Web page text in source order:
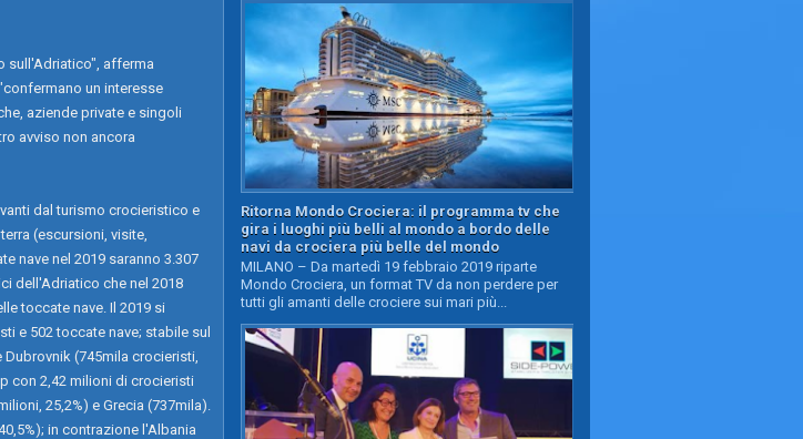
sull'Adriatico", afferma
un interesse
aziende private e singoli
avviso non ancora
dal turismo crocieristico e
(escursioni, visite,
nave nel 2019 saranno 3.307
dell'Adriatico che nel 2018
toccate nave. Il 2019 si
e 502 toccate nave; stabile sul
Dubrovnik (745mila crocieristi,
con 2,42 milioni di crocieristi
25,2%) e Grecia (737mila).
in contrazione l'Albania
Ritorna Mondo Crociera: il programma tv che
gira i luoghi più belli al mondo a bordo delle
navi da crociera più belle del mondo
MILANO – Da martedì 19 febbraio 2019 riparte
Mondo Crociera, un format TV da non perdere per
tutti gli amanti delle crociere sui mari più...